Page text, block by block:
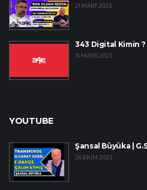
21 MART 2023
343 Digital Kimin ?
31 MAYIS 2023
YOUTUBE
Şansal Büyüka |
26 EKIM 2023